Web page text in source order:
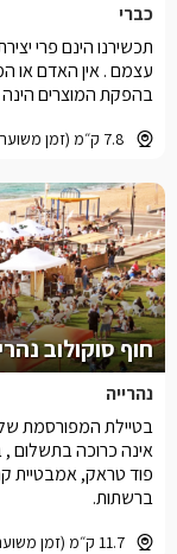
כברי
7.8 ק״מ (זמן משוער 11 דקות)
תכשירנו הינם פרי
עצמם . אין האדם או
בהפקת המוצרים הינה
חוף סוקולוב
נהרייה
11.7 ק״מ (זמן משוער 16 דקות)
בטיילת המפורסמת
אינה כרוכה בתשלום ,
פוד טראק, אמבטיית
ברשתות.